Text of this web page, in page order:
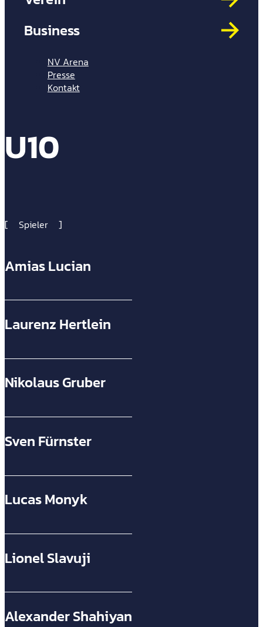
Business
NV Arena
Presse
Kontakt
U10
Spieler
Amias Lucian
Laurenz Hertlein
Nikolaus Gruber
Sven Fürnster
Lucas Monyk
Lionel Slavuji
Alexander Shahiyan